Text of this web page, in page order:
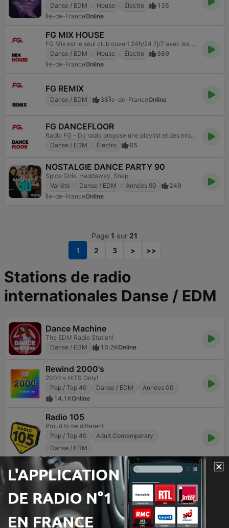
Danse / EDM
House Électro
135
Île-de-FranceOnline
FG MIX HOUSE
FG Mix est le seul club ouvert 24h/24 7j/7 avec les mixes des meilleurs DJs pour faire la fête
Danse / EDM
House Électro
369
Île-de-FranceOnline
FG REMIX
Danse / EDM 38Île-de-FranceOnline
FG DANCEFLOOR
Radio FG - DJ radio propose une playlist et des mixes house music et électro.
Danse / EDM
Électro 65
NOSTALGIE DANCE PARTY 90
Spice Girls, Haddaway, Snap
Variété
Danse / EDM Années 90
249
Île-de-FranceOnline
Page 1 sur 21
1
2 3 > >>
Stations de radio
internationales Danse / EDM
Dance Machine
The EDM Radio Station!
Danse / EDM
10.2KOnline
Rewind 2000's
2000's HITS Only!
Pop / Top 40
Danse / EDM
Années 00
14.1KOnline
Radio 105
Proud to be different
Pop / Top 40
Adult Contemporary
Danse / EDM
18.5K107.4 FM
Radio m2o
Deejay Station
Pop / Top 40
Danse / EDM 17.9K90.5 FM
Mix FM São Paulo